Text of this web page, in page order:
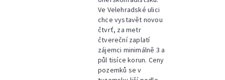
Ve Velehradské ulici
chce vystavět novou
čtvrť, za metr
čtvereční zaplatí
zájemci minimálně 3 a
půl tisíce korun. Ceny
pozemků se v